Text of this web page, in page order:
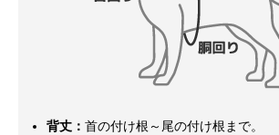
背丈： 首の付け根～尾の付け根まで。